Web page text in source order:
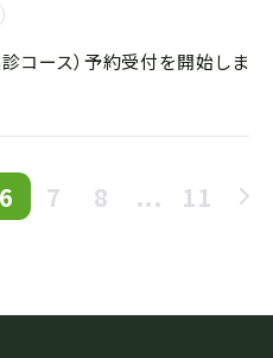
コース）予約受付を開始しま
6 7 8 ... 11